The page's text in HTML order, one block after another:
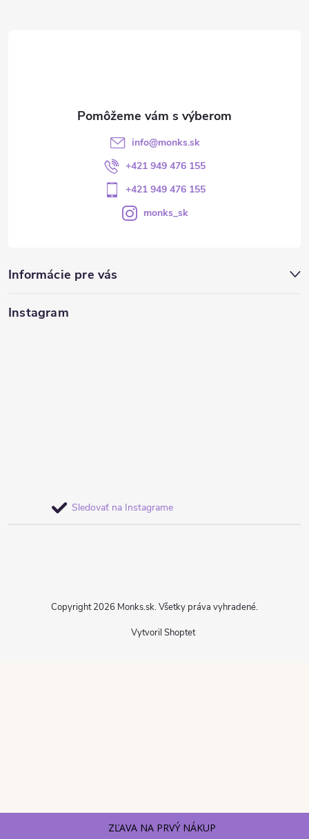
Informácie pre vás
info@monks.sk
+421 949 476 155
+421 949 476 155
monks_sk
Instagram
Sledovať na Instagrame
Vytvoril Shoptet
Copyright 2026 Monks.sk. Všetky práva vyhradené.
ZĽAVA NA PRVÝ NÁKUP